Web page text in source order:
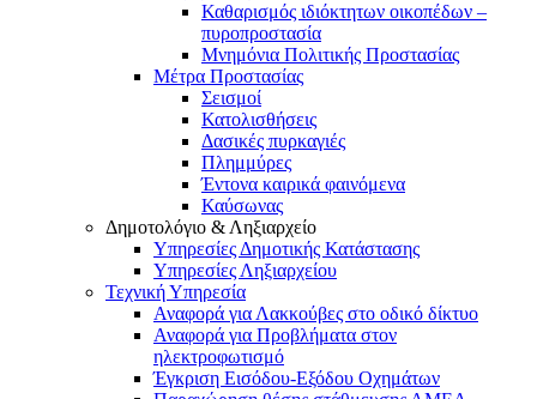
Καθαρισμός ιδιόκτητων οικοπέδων –
πυροπροστασία
Μνημόνια Πολιτικής Προστασίας
Μέτρα Προστασίας
Σεισμοί
Κατολισθήσεις
Δασικές πυρκαγιές
Πλημμύρες
Έντονα καιρικά φαινόμενα
Καύσωνας
Δημοτολόγιο & Ληξιαρχείο
Υπηρεσίες Δημοτικής Κατάστασης
Υπηρεσίες Ληξιαρχείου
Τεχνική Υπηρεσία
Αναφορά για Λακκούβες στο οδικό δίκτυο
Αναφορά για Προβλήματα στον
ηλεκτροφωτισμό
Έγκριση Εισόδου-Εξόδου Οχημάτων